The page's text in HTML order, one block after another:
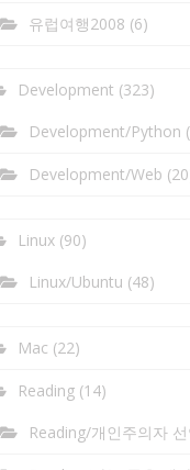
유럽여행2008 (6)
Development (323)
Development/Python
Development/Web
Linux(90)
Linux/Ubuntu (48)
Mac (22)
Reading(14)
Reading/개인주의자 선